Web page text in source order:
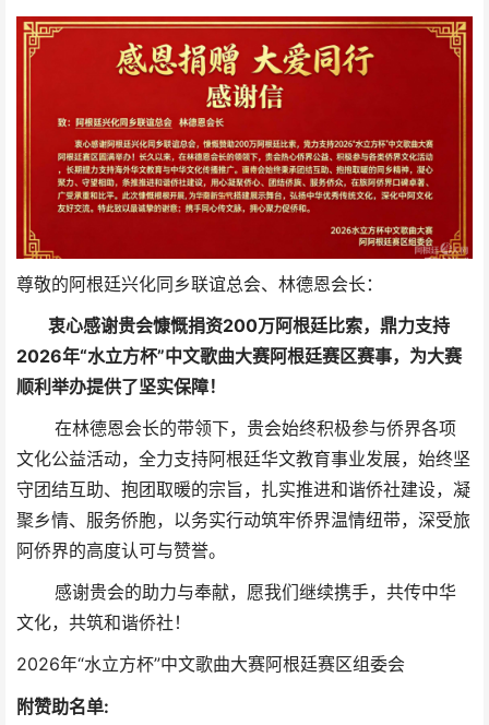
尊敬的阿根廷兴化同乡联谊总会、林德恩会长：
衷心感谢贵会慷慨捐资200万阿根廷比索，鼎力支持
2026年“水立方杯”中文歌曲大赛阿根廷赛区赛事，为大赛
顺利举办提供了坚实保障！
在林德恩会长的带领下，贵会始终积极参与侨界各项
文化公益活动，全力支持阿根廷华文教育事业发展，始终坚
守团结互助、抱团取暖的宗旨，扎实推进和谐侨社建设，凝
聚乡情、服务侨胞，以务实行动筑牢侨界温情纽带，深受旅
阿侨界的高度认可与赞誉。
感谢贵会的助力与奉献，愿我们继续携手，共传中华
文化，共筑和谐侨社！
2026年“水立方杯”中文歌曲大赛阿根廷赛区组委会
附赞助名单: